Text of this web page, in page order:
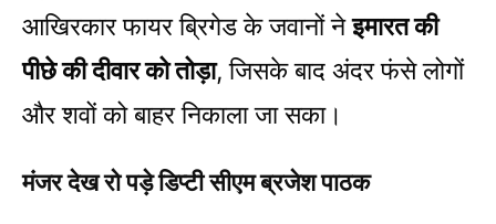
आखिरकार फायर ब्रिगेड के जवानों नेइमारत की
पीछे की दीवार को तोड़ा, जिसके बाद अंदर फंसे लोगों
और शवों को बाहर निकाला जा सका।
मंजर देख रो पड़े डिप्टी सीएम ब्रजेश पाठक